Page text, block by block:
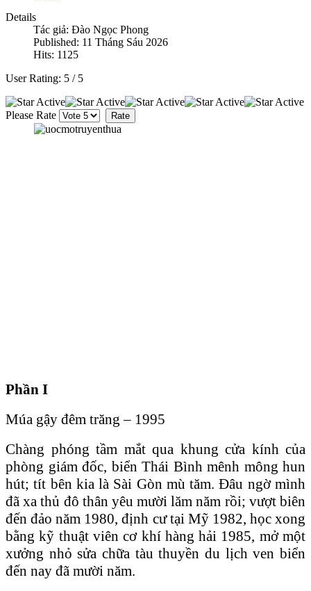
Details
Tác giả: Đào Ngọc Phong
Published: 11 Tháng Sáu 2026
Hits: 1125
User Rating: 5 / 5
Please Rate
Phần I
Múa gậy đêm trăng – 1995
Chàng phóng tầm mắt qua khung cửa kính của
phòng giám đốc, biển Thái Bình mênh mông hun
hút; tít bên kia là Sài Gòn mù tăm. Đâu ngờ mình
đã xa thủ đô thân yêu mười lăm năm rồi; vượt biên
đến đảo năm 1980, định cư tại Mỹ 1982, học xong
bằng kỹ thuật viên cơ khí hàng hải 1985, mở một
xưởng nhỏ sửa chữa tàu thuyền du lịch ven biển
đến nay đã mười năm.